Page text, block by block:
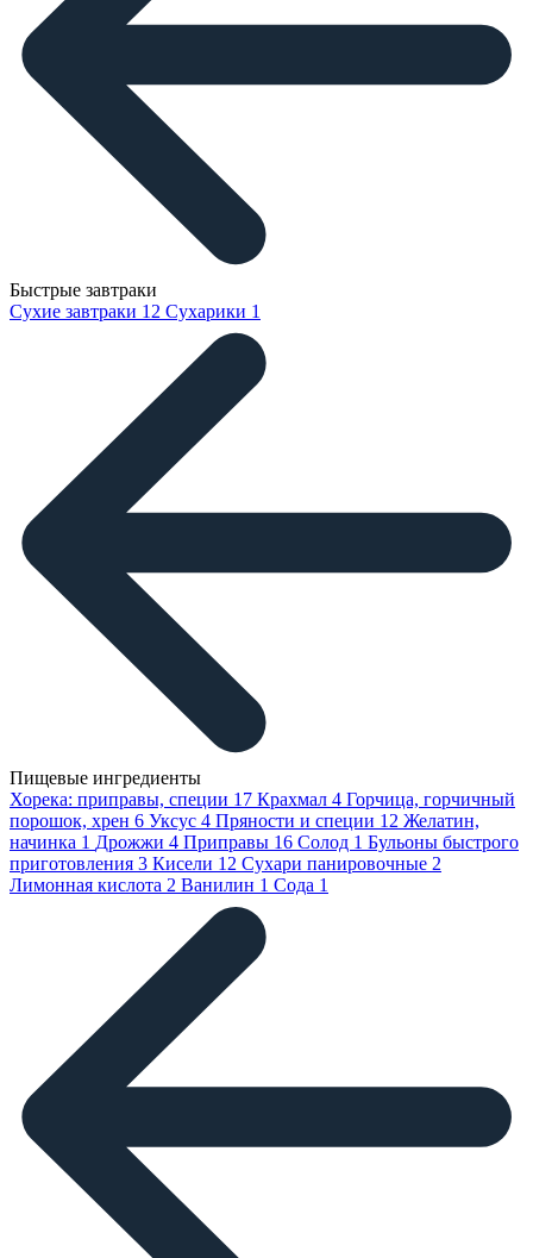
Быстрые завтраки
Сухие завтраки 12 Сухарики 1
Пищевые ингредиенты
Хорека: приправы, специи 17 Крахмал 4 Горчица, горчичный
порошок, хрен 6 Уксус 4 Пряности и специи 12 Желатин,
начинка 1 Дрожжи 4 Приправы 16 Солод 1 Бульоны быстрого
приготовления 3 Кисели 12 Сухари панировочные 2
Лимонная кислота 2 Ванилин 1 Сода 1